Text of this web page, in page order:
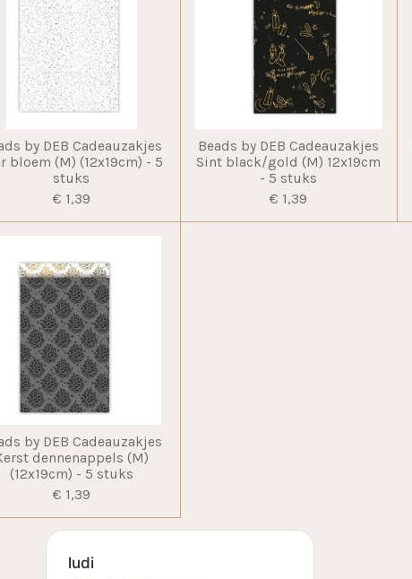
by DEB Cadeauzakjes
bloem (M) (12x19cm) - 5
stuks
€ 1,39
Beads by DEB Cadeauzakjes
Sint black/gold (M) 12x19cm
- 5 stuks
€ 1,39
by DEB Cadeauzakjes
dennenappels (M)
(12x19cm) - 5 stuks
€ 1,39